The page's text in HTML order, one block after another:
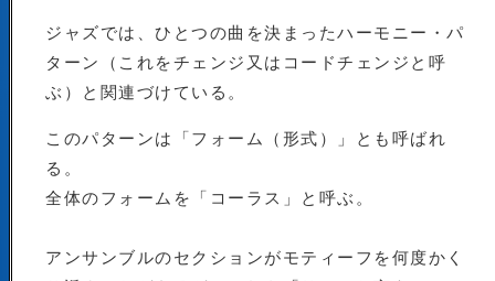
ジャズでは、ひとつの曲を決まったハーモニー・パ
ターン（これをチェンジ又はコードチェンジと呼
ぶ）と関連づけている。
このパターンは「フォーム（形式）」とも呼ばれ
る。
全体のフォームを「コーラス」と呼ぶ。
アンサンブルのセクションがモティーフを何度かく